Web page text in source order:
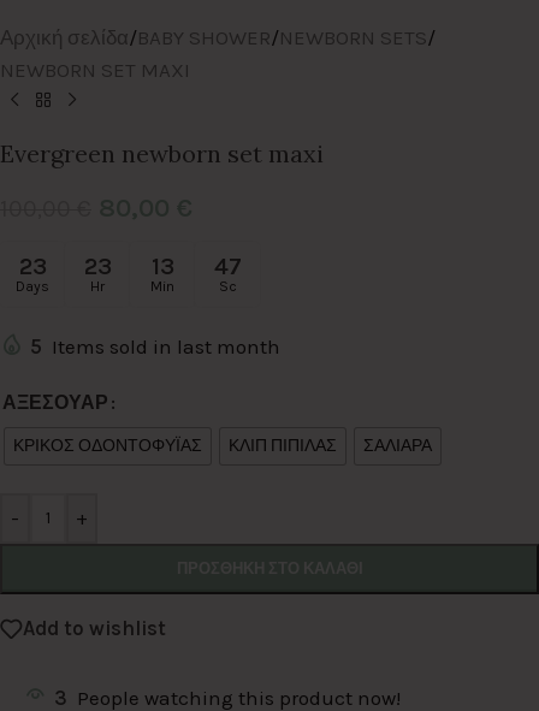
Αρχική σελίδα/BABY SHOWER/NEWBORN SETS/
NEWBORN SET MAXI
Evergreen newborn set maxi
23
Days
23
Hr
13
Min
46
Sc
5 Items sold in last month
ΑΞΕΣΟΥΑΡ
ΚΡΙΚΟΣ ΟΔΟΝΤΟΦΥΪΑΣ ΚΛΙΠ ΠΙΠΙΛΑΣ ΣΑΛΙΑΡΑ
- +
Alternative:
Add to wishlist
3 People watching this product now!